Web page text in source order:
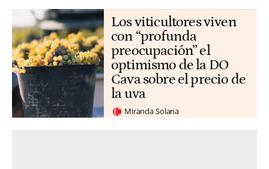
Los viticultores viven
con “profunda
preocupación” el
optimismo de la DO
Cava sobre el precio de
la uva
Miranda Solana